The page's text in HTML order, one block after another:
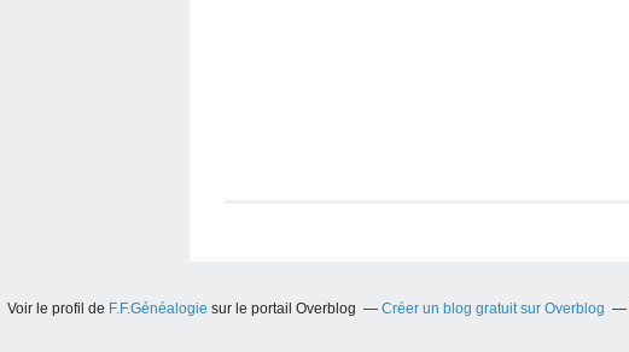
Voir le profil de F.F.Généalogie sur le portail Overblog Créer un blog gratuit sur Overblog